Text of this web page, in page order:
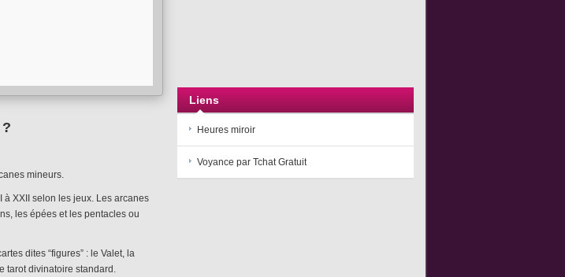
mineurs.
à XXII selon les jeux. Les arcanes
les épées et les pentacles ou
dites “figures” : le Valet, la
tarot divinatoire standard.
Liens
Heures miroir
Voyance par Tchat Gratuit